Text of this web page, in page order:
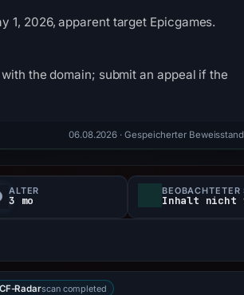
1, 2026, apparent target Epicgames.
the domain; submit an appeal if the
06.08.2026 · Gespeicherter Beweisstand
ALTER
3 mo
Radarscan completed